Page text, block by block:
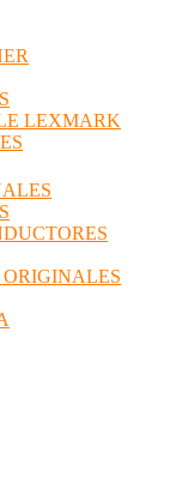
LEXMARK